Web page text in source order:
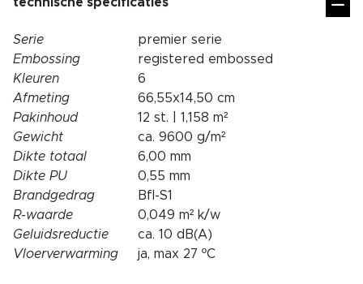
Serie
premier serie
Embossing
registered embossed
Kleuren
6
Afmeting
66,55x14,50 cm
Pakinhoud
12 st. | 1,158 m²
Gewicht
ca. 9600 g/m²
Dikte totaal
6,00 mm
Dikte PU
0,55 mm
Brandgedrag
Bfl-S1
R-waarde
0,049 m² k/w
Geluidsreductie
ca. 10 dB(A)
Vloerverwarming
ja, max 27 ºC